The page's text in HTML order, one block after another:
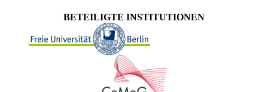
BETEILIGTE INSTITUTIONEN